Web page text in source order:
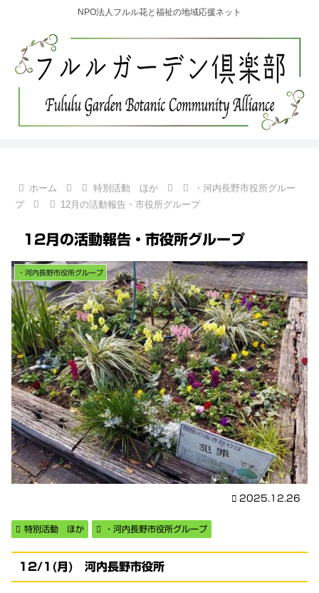
NPO法人フルル花と福祉の地域応援ネット
ホーム 特別活動 ほか
・河内長野市役所グルー
プ
12月の活動報告・市役所グループ
12月の活動報告・市役所グループ
・河内長野市役所グループ
2025.12.26
特別活動 ほか ・河内長野市役所グループ
12/1(月) 河内長野市役所